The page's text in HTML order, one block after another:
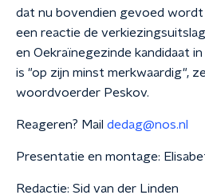
dat nu bovendien gevoed wordt
een reactie de
en Oekraïnegezinde kandidaat
is "op zijn minst merkwaardig",
woordvoerder Peskov.
Reageren? Mail dedag@nos.nl
Presentatie en montage:
Redactie: Sid van der Linden